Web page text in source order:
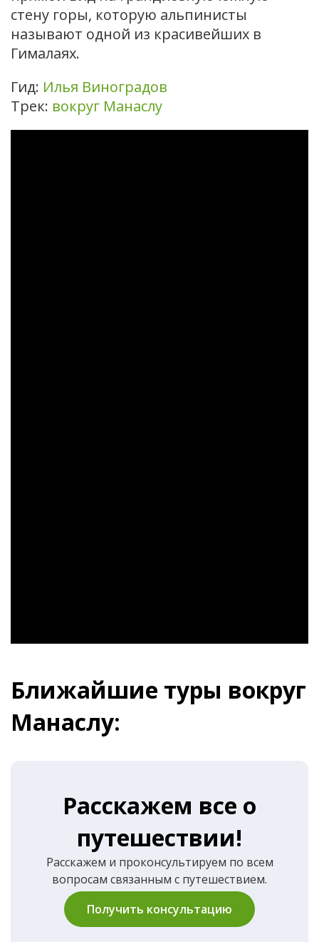
стену горы, которую альпинисты
называют одной из красивейших в
Гималаях.
Гид: Илья Виноградов
Трек: вокруг Манаслу
Ближайшие туры вокруг
Манаслу:
Расскажем все о
путешествии!
Расскажем и проконсультируем по всем
вопросам связанным с путешествием.
Получить консультацию